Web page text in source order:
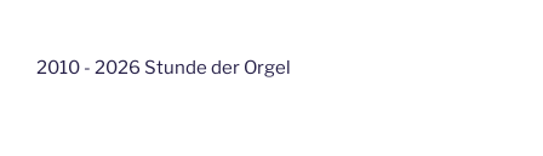
2010 - 2026 Stunde der Orgel